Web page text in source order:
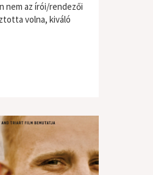
nem az írói/rendezői
volna, kiváló